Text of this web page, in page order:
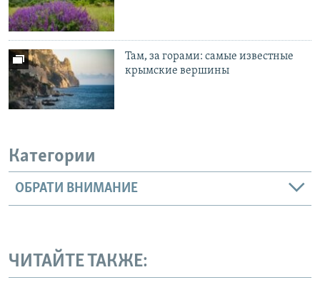
Там, за горами: самые известные
крымские вершины
Категории
ОБРАТИ ВНИМАНИЕ
ЧИТАЙТЕ ТАКЖЕ: